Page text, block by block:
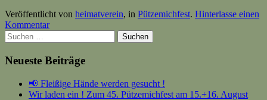
Veröffentlicht von heimatverein, in Pützemichfest. Hinterlasse einen
Kommentar
Suchen
nach:
Neueste Beiträge
📢 Fleißige Hände werden gesucht !
Wir laden ein ! Zum 45. Pützemichfest am 15.+16. August